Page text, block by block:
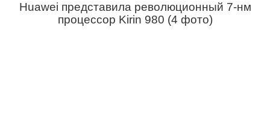
Huawei представила революционный 7-нм
процессор Kirin 980 (4 фото)